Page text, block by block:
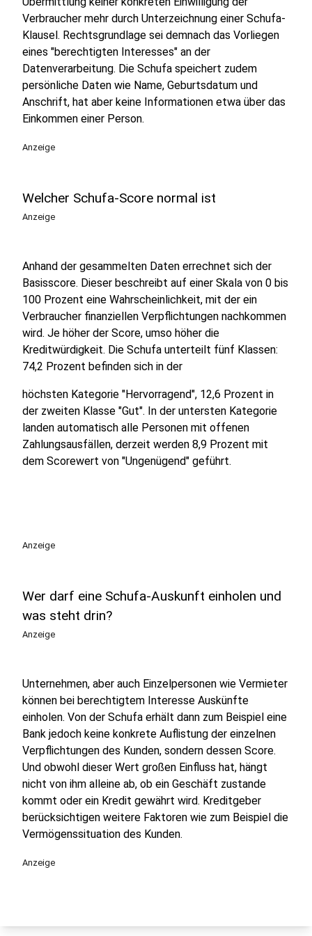
Verbraucher mehr durch Unterzeichnung einer Schufa-
Klausel. Rechtsgrundlage sei demnach das Vorliegen
eines "berechtigten Interesses" an der
Datenverarbeitung. Die Schufa speichert zudem
persönliche Daten wie Name, Geburtsdatum und
Anschrift, hat aber keine Informationen etwa über das
Einkommen einer Person.
Anzeige
Welcher Schufa-Score normal ist
Anzeige
Anhand der gesammelten Daten errechnet sich der
Basisscore. Dieser beschreibt auf einer Skala von 0 bis
100 Prozent eine Wahrscheinlichkeit, mit der ein
Verbraucher finanziellen Verpflichtungen nachkommen
wird. Je höher der Score, umso höher die
Kreditwürdigkeit. Die Schufa unterteilt fünf Klassen:
74,2 Prozent befinden sich in der
höchsten Kategorie "Hervorragend", 12,6 Prozent in
der zweiten Klasse "Gut". In der untersten Kategorie
landen automatisch alle Personen mit offenen
Zahlungsausfällen, derzeit werden 8,9 Prozent mit
dem Scorewert von "Ungenügend" geführt.
Anzeige
Wer darf eine Schufa-Auskunft einholen und
was steht drin?
Anzeige
Unternehmen, aber auch Einzelpersonen wie Vermieter
können bei berechtigtem Interesse Auskünfte
einholen. Von der Schufa erhält dann zum Beispiel eine
Bank jedoch keine konkrete Auflistung der einzelnen
Verpflichtungen des Kunden, sondern dessen Score.
Und obwohl dieser Wert großen Einfluss hat, hängt
nicht von ihm alleine ab, ob ein Geschäft zustande
kommt oder ein Kredit gewährt wird. Kreditgeber
berücksichtigen weitere Faktoren wie zum Beispiel die
Vermögenssituation des Kunden.
Anzeige